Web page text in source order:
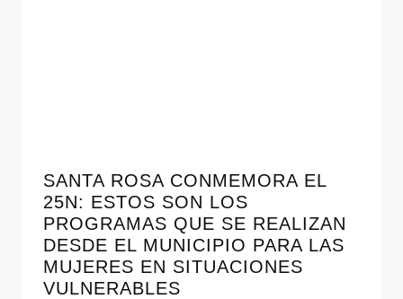
SANTA ROSA CONMEMORA EL
25N: ESTOS SON LOS
PROGRAMAS QUE SE REALIZAN
DESDE EL MUNICIPIO PARA LAS
MUJERES EN SITUACIONES
VULNERABLES